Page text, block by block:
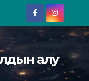
алу